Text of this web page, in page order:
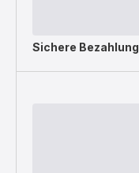
Sichere Bezahlung